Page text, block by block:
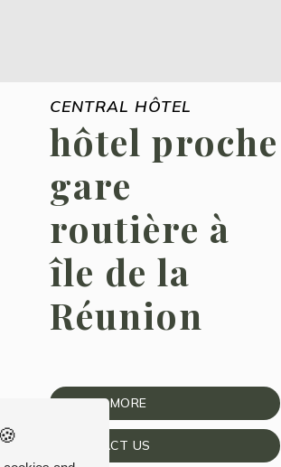
CENTRAL HÔTEL
hôtel proche
gare
routière à
île de la
Réunion
LEARN MORE
CONTACT US